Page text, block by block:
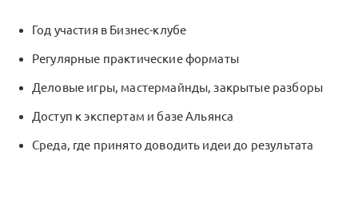
Год участия в Бизнес-клубе
Регулярные практические форматы
Деловые игры, мастермайнды, закрытые разборы
Доступ к экспертам и базе Альянса
Среда, где принято доводить идеи до результата